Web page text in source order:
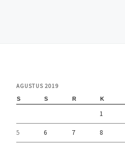
AGUSTUS 2019
S S R K
1
5 6 7 8